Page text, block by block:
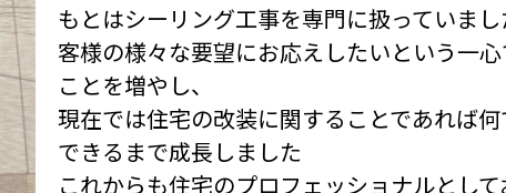
もとはシーリング工事を専門に扱っていま
客様の様々な要望にお応えしたいという一
ことを増やし、
現在では住宅の改装に関することであれば
できるまで成長しました
これからも住宅のプロフェッショナルとして